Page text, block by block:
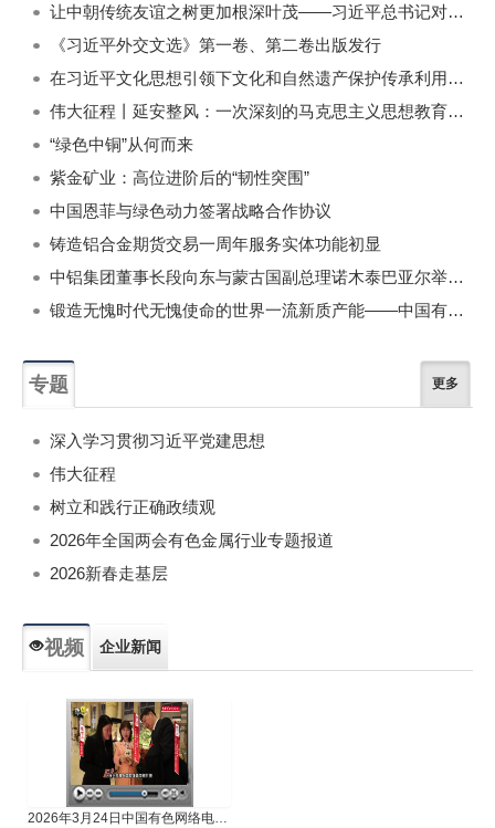
让中朝传统友谊之树更加根深叶茂——习近平总书记对朝鲜进行国事访问纪实
《习近平外交文选》第一卷、第二卷出版发行
在习近平文化思想引领下文化和自然遗产保护传承利用工作开创新局面
伟大征程丨延安整风：一次深刻的马克思主义思想教育运动
“绿色中铜”从何而来
紫金矿业：高位进阶后的“韧性突围”
中国恩菲与绿色动力签署战略合作协议
铸造铝合金期货交易一周年服务实体功能初显
中铝集团董事长段向东与蒙古国副总理诺木泰巴亚尔举行会谈
锻造无愧时代无愧使命的世界一流新质产能——中国有色金属工业的战略应对与破局之道（二）
专题 更多
深入学习贯彻习近平党建思想
伟大征程
树立和践行正确政绩观
2026年全国两会有色金属行业专题报道
2026新春走基层
视频 企业新闻
2026年3月24日中国有色网络电视新闻